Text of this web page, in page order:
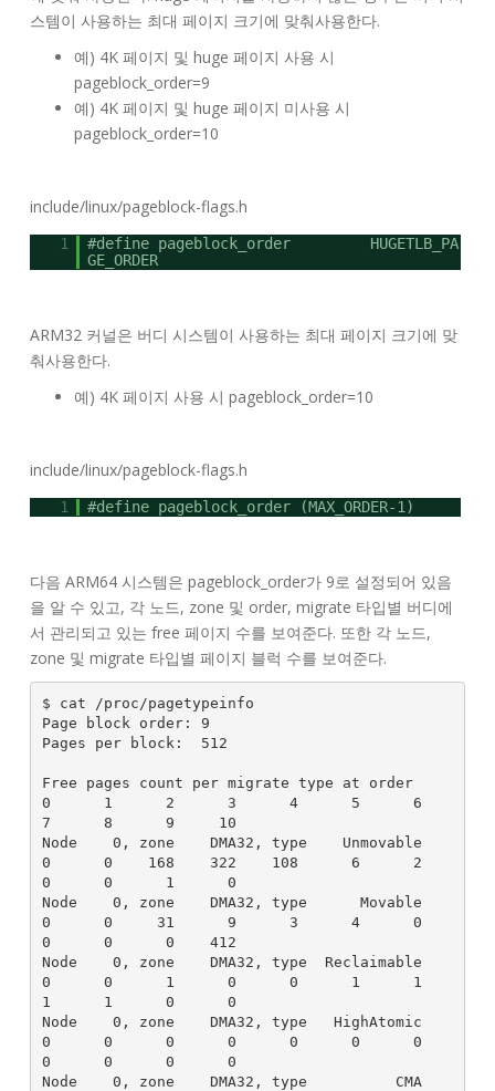
스템이 사용하는 최대 페이지 크기에 맞춰사용한다.
예) 4K 페이지 및 huge 페이지 사용 시
pageblock_order=9
예) 4K 페이지 및 huge 페이지 미사용 시
pageblock_order=10
include/linux/pageblock-flags.h
1
#define pageblock_order HUGETLB_PA
GE_ORDER
ARM32 커널은 버디 시스템이 사용하는 최대 페이지 크기에 맞
춰사용한다.
예) 4K 페이지 사용 시 pageblock_order=10
include/linux/pageblock-flags.h
1 #define pageblock_order (MAX_ORDER-1)
다음 ARM64 시스템은 pageblock_order가 9로 설정되어 있음
을 알 수 있고, 각 노드, zone 및 order, migrate 타입별 버디에
서 관리되고 있는 free 페이지 수를 보여준다. 또한 각 노드,
zone 및 migrate 타입별 페이지 블럭 수를 보여준다.
$ cat /proc/pagetypeinfo
Page block order: 9
Pages per block:  512
Free pages count per migrate type at order
0      1      2      3      4      5      6
7      8      9     10
Node    0, zone    DMA32, type    Unmovable
0      0    168    322    108      6      2
0      0      1      0
Node    0, zone    DMA32, type      Movable
0      0     31      9      3      4      0
0      0      0    412
Node    0, zone    DMA32, type  Reclaimable
0      0      1      0      0      1      1
1      1      0      0
Node    0, zone    DMA32, type   HighAtomic
0      0      0      0      0      0      0
0      0      0      0
Node    0, zone    DMA32, type          CMA